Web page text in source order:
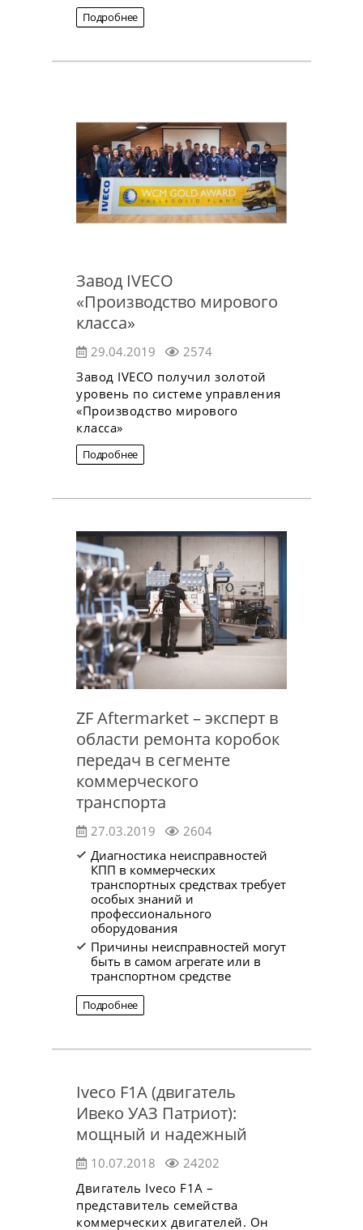
Подробнее
Завод IVECO
«Производство мирового
класса»
29.04.2019
2574
Завод IVECO получил золотой
уровень по системе управления
«Производство мирового
класса»
Подробнее
ZF Aftermarket – эксперт в
области ремонта коробок
передач в сегменте
коммерческого
транспорта
27.03.2019
2604
Диагностика неисправностей
КПП в коммерческих
транспортных средствах требует
особых знаний и
профессионального
оборудования
Причины неисправностей могут
быть в самом агрегате или в
транспортном средстве
Подробнее
Iveco F1A (двигатель
Ивеко УАЗ Патриот):
мощный и надежный
10.07.2018
24202
Двигатель Iveco F1A –
представитель семейства
коммерческих двигателей. Он